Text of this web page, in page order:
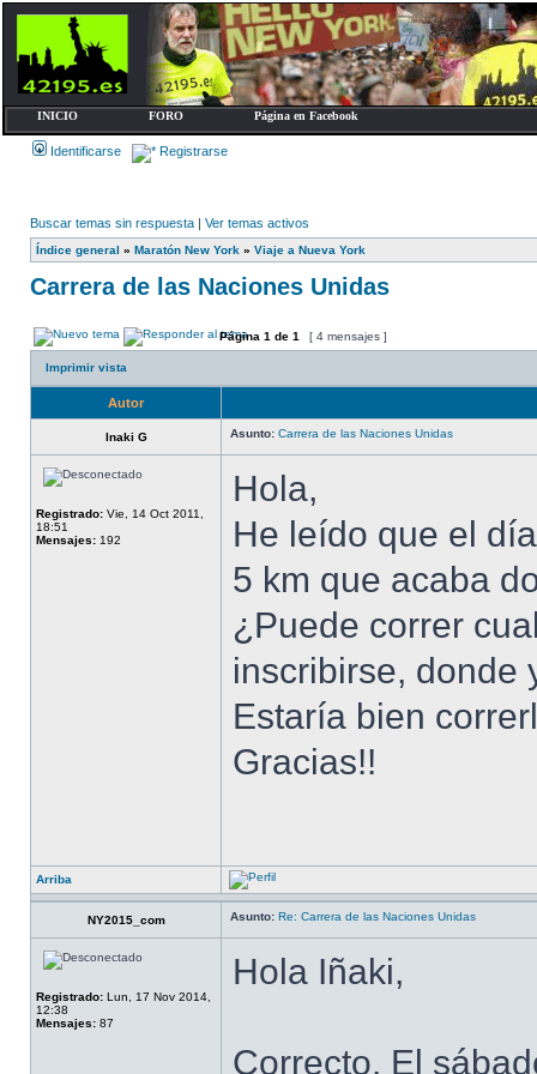
INICIO FORO Página en Facebook
Identificarse Registrarse
Buscar temas sin respuesta | Ver temas activos
Índice general » Maratón New York » Viaje a Nueva York
Carrera de las Naciones Unidas
Página 1 de 1 [ 4 mensajes ]
Imprimir vista
Autor
Inaki G Asunto: Carrera de las Naciones Unidas
Registrado: Vie, 14 Oct 2011,
18:51
Mensajes: 192
Hola,
He leído que el
5 km que acaba
¿Puede correr
inscribirse, donde
Estaría bien
Gracias!!
Arriba
NY2015_com Asunto: Re: Carrera de las Naciones Unidas
Registrado: Lun, 17 Nov 2014,
12:38
Mensajes: 87
Hola Iñaki,
Correcto. El